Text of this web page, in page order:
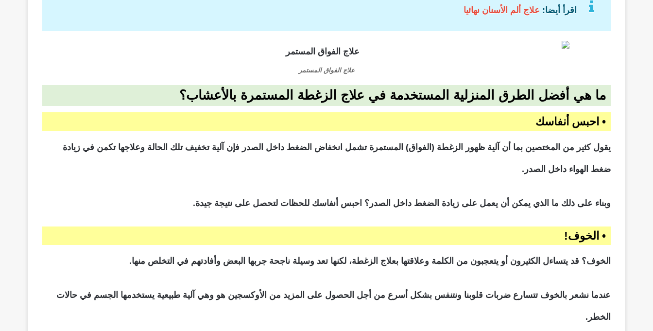
اقرأ أيضا: علاج ألم الأسنان نهائيا
علاج الفواق المستمر
ما هي أفضل الطرق المنزلية المستخدمة في علاج الزغطة المستمرة بالأعشاب؟
• احبس أنفاسك
يقول كثير من المختصين بما أن آلية ظهور الزغطة (الفواق) المستمرة تشمل انخفاض الضغط داخل الصدر فإن آلية تخفيف تلك الحالة وعلاجها تكمن في زيادة
ضغط الهواء داخل الصدر.
وبناء على ذلك ما الذي يمكن أن يعمل على زيادة الضغط داخل الصدر؟ احبس أنفاسك للحظات لتحصل على نتيجة جيدة.
• الخوف!
الخوف؟ قد يتساءل الكثيرون أو يتعجبون من الكلمة وعلاقتها بعلاج الزغطة، لكنها تعد وسيلة ناجحة جربها البعض وأفادتهم في التخلص منها.
عندما نشعر بالخوف تتسارع ضربات قلوبنا ونتنفس بشكل أسرع من أجل الحصول على المزيد من الأوكسجين هو وهي آلية طبيعية يستخدمها الجسم في حالات
الخطر.